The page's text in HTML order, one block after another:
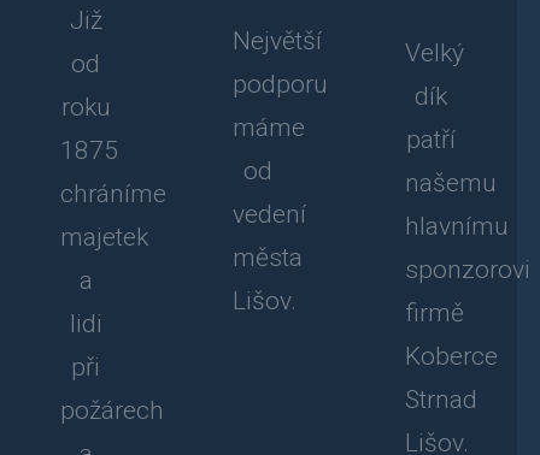
Již
od
roku
1875
chráníme
majetek
a
lidi
při
požárech
Největší
podporu
máme
od
vedení
města
Lišov.
Velký
dík
patří
našemu
hlavnímu
sponzorovi
firmě
Koberce
Strnad
Lišov.